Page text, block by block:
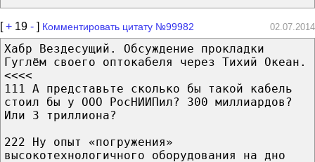
[+ 19 - ] Комментировать цитату №99982 02.07.2014
Хабр Вездесущий. Обсуждение прокладки
Гуглём своего оптокабеля через Тихий Океан.
<<<<
111 А представьте сколько бы такой кабель
стоил бы у ООО РосНИИПил? 300 миллиардов?
Или 3 триллиона?
222 Ну опыт «погружения»
высокотехнологичного оборудования на дно